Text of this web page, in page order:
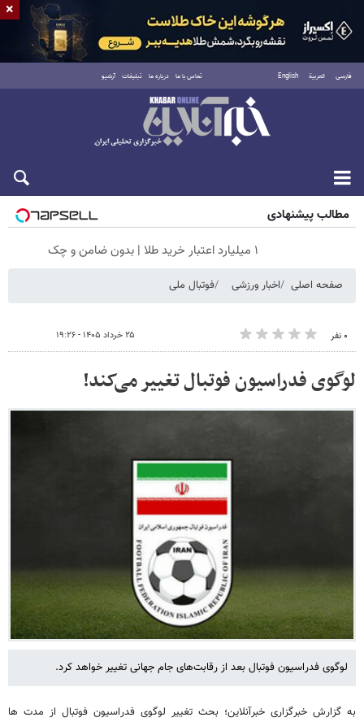
فارسی العربية English تماس با ما درباره ما تبلیغات آرشیو
جمعه ۱۶ مرداد ۱۴۰۵
مطالب پیشنهادی
۱ میلیارد اعتبار خرید طلا | بدون ضامن و چک
صفحه اصلی اخبار ورزشی فوتبال ملی
۰ نفر ۲۵ خرداد ۱۴۰۵ - ۱۹:۲۶
لوگوی فدراسیون فوتبال تغییر می‌کند!
لوگوی فدراسیون فوتبال بعد از رقابت‌های جام جهانی تغییر خواهد کرد.
به گزارش خبرگزاری خبرآنلاین؛ بحث تغییر لوگوی فدراسیون فوتبال از مدت ها
×